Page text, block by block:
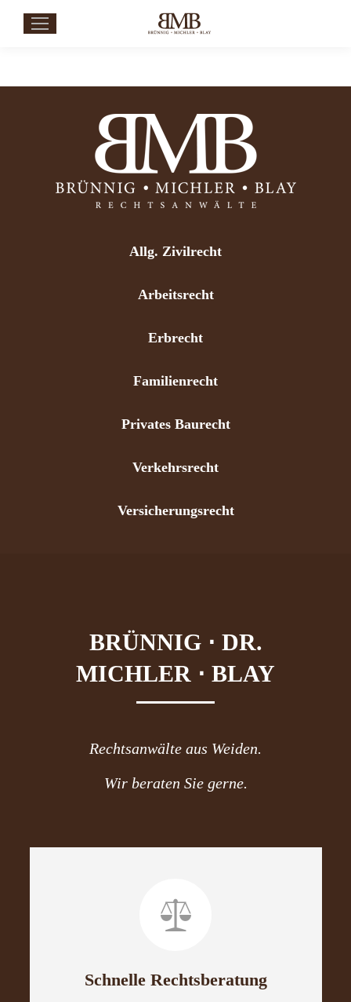
Allg. Zivilrecht
Arbeitsrecht
Erbrecht
Familienrecht
Privates Baurecht
Verkehrsrecht
Versicherungsrecht
BRÜNNIG ⋅ DR.
MICHLER ⋅ BLAY
Rechtsanwälte aus Weiden.
Wir beraten Sie gerne.
Schnelle Rechtsberatung